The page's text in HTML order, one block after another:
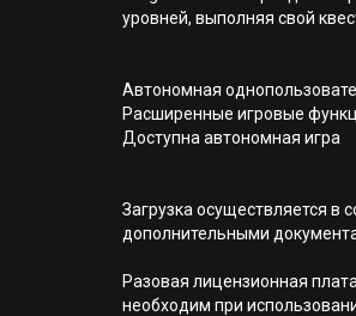
уровней, выполняя свой
Автономная
Расширенные игровые
Доступна автономная игра
Загрузка осуществляется
дополнительными
Разовая лицензионная
необходим при